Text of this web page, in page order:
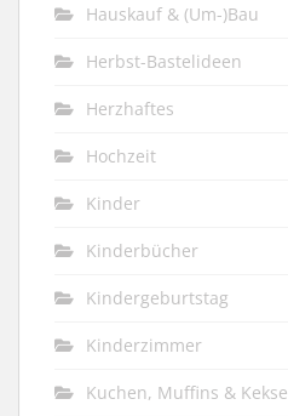
Hauskauf & (Um-)Bau
Herbst-Bastelideen
Herzhaftes
Hochzeit
Kinder
Kinderbücher
Kindergeburtstag
Kinderzimmer
Kuchen, Muffins & Kekse